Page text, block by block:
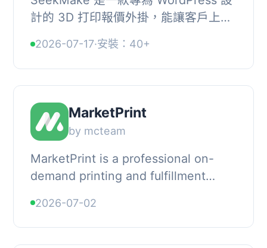
計的 3D 打印報價外掛，能讓客戶上傳
子郵件或手動報價，提升業務效率。, ,
【主要功能...
2026-07-17·安裝：40+
MarketPrint
by mcteam
MarketPrint is a professional on-
demand printing and fulfillment
plugin you can connect your
WooCommerce store...
2026-07-02